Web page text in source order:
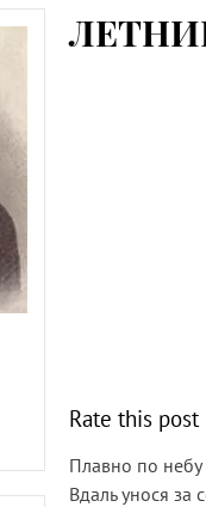
Rate this post
Плавно по небу
Вдаль унося за